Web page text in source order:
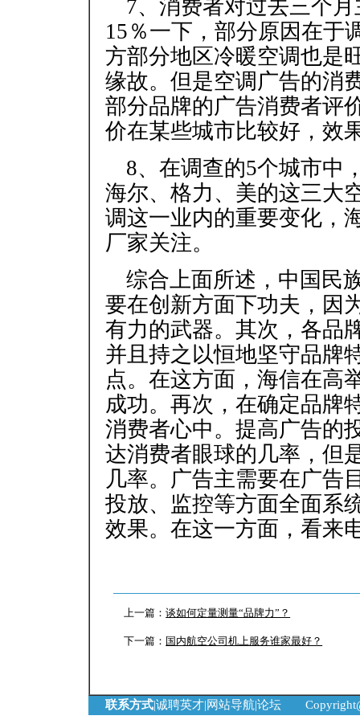
7、消费者对过去三个
15％一下，部分原因在于
方部分地区冷暖空调也是
缘故。但是空调广告的消
部分品牌的广告消费者评
价在某些城市比较好，效
8、在调查的5个城市中
海尔、格力、美的这三大
调这一业内的重要变化，
厂家关注。
综合上面所述，中国民
要在创新方面下功夫，因
有力的武器。其次，各品
并且持之以恒地坚守品牌
点。在这方面，海信在高
成功。再次，在确定品牌
消费者心中。提高广告的
达消费者眼球的几率，但
几率。广告主需要在广告
投放、监控等方面全面系
效果。在这一方面，看来
上一篇：谈如何定量测量“品牌力”？
下一篇： 国内航空公司机上服务谁家最好？
联系方式|诚聘英才|网站导航|论坛